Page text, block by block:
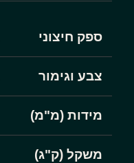
ספק חיצוני
צבע וגימור
מידות (מ"מ)
משקל (ק"ג)